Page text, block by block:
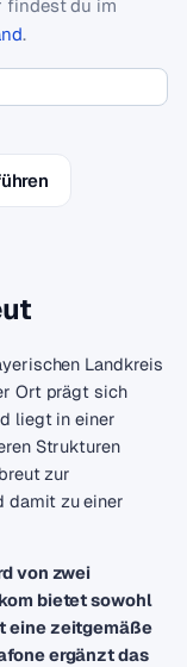
findest du im
.
Landkreis
Ort prägt sich
liegt in einer
Strukturen
zur
damit zu einer
von zwei
bietet sowohl
eine zeitgemäße
ergänzt das